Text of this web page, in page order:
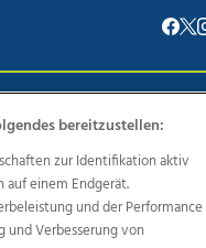
Politische Werbung
Promenaden Galerien
bereitzustellen:
zur Identifikation aktiv
auf einem Endgerät.
und der Performance
Verbesserung von